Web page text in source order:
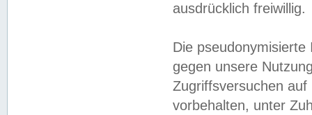
ausdrücklich freiwillig.
Die
gegen unsere
Zugriffsversuchen
vorbehalten, unter